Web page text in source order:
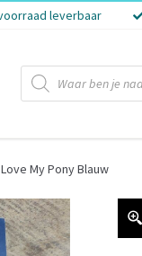
leverbaar
Producten
zoeken
My Pony Blauw